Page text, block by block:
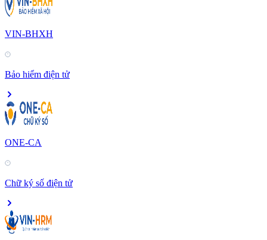
VIN-BHXH
Bảo hiểm điện tử
ONE-CA
Chữ ký số điện tử